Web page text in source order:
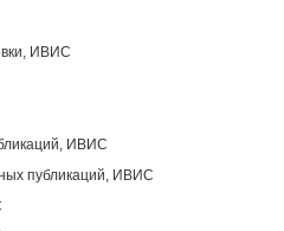
ИВИС
ИВИС
публикаций, ИВИС